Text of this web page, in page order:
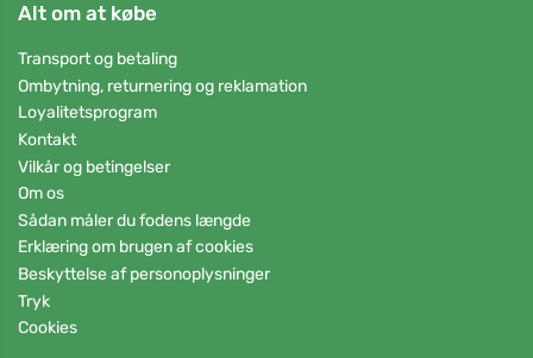
Alt om at købe
Transport og betaling
Ombytning, returnering og reklamation
Loyalitetsprogram
Kontakt
Vilkår og betingelser
Om os
Sådan måler du fodens længde
Erklæring om brugen af cookies
Beskyttelse af personoplysninger
Tryk
Cookies